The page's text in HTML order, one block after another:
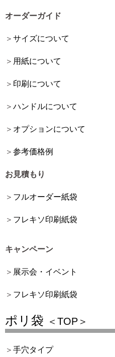
オーダーガイド
サイズについて
用紙について
印刷について
ハンドルについて
オプションについて
参考価格例
お見積もり
フルオーダー紙袋
フレキソ印刷紙袋
キャンペーン
展示会・イベント
フレキソ印刷紙袋
ポリ袋 ＜TOP＞
手穴タイプ